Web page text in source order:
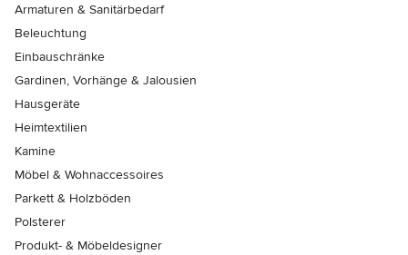
Armaturen & Sanitärbedarf
Beleuchtung
Einbauschränke
Gardinen, Vorhänge & Jalousien
Hausgeräte
Heimtextilien
Kamine
Möbel & Wohnaccessoires
Parkett & Holzböden
Polsterer
Produkt- & Möbeldesigner